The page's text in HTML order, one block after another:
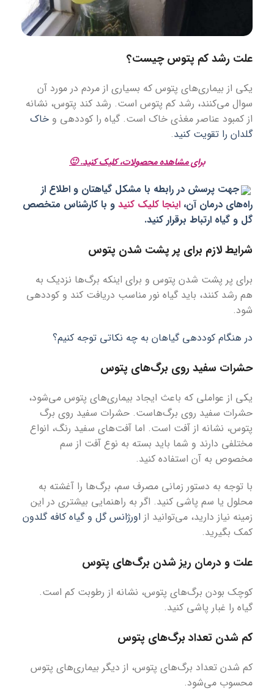
علت رشد کم پتوس چیست؟
یکی از بیماری‌های پتوس که بسیاری از مردم در مورد آن
سوال می‌کنند، رشد کم پتوس است. رشد کند پتوس، نشانه
از کمبود عناصر مغذی خاک است. گیاه را کوددهی و خاک
گلدان را تقویت کنید.
برایمشاهدهمحصولات، کلیک کنید. 🙂
جهت پرسش در رابطه با مشکل گیاهتان و اطلاع از
راه‌های درمان آن، اینجا کلیک کنید و با کارشناس متخصص
گل و گیاه ارتباط برقرار کنید.
شرایط لازم برای پر پشت شدن پتوس
برای پر پشت شدن پتوس و برای اینکه برگ‌ها نزدیک به
هم رشد کنند، باید گیاه نور مناسب دریافت کند و کوددهی
شود.
در هنگام کوددهی گیاهان به چه نکاتی توجه کنیم؟
حشرات سفید روی برگ‌های پتوس
یکی از عواملی که باعث ایجاد بیماری‌های پتوس می‌شود،
حشرات سفید روی برگ‌هاست. حشرات سفید روی برگ
پتوس، نشانه از آفت است. اما آفت‌های سفید رنگ، انواع
مختلفی دارند و شما باید بسته به نوع آفت از سم
مخصوص به آن استفاده کنید.
با توجه به دستور زمانی مصرف سم، برگ‌ها را آغشته به
محلول یا سم پاشی کنید. اگر به راهنمایی بیشتری در این
زمینه نیاز دارید، می‌توانید از اورژانس گل و گیاه کافه گلدون
کمک بگیرید.
علت و درمان ریز شدن برگ‌های پتوس
کوچک بودن برگ‌های پتوس، نشانه از رطوبت کم است.
گیاه را غبار پاشی کنید.
کم شدن تعداد برگ‌های پتوس
کم شدن تعداد برگ‌های پتوس، از دیگر بیماری‌های پتوس
محسوب می‌شود.